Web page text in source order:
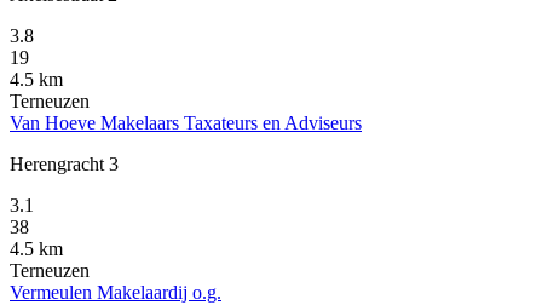
3.8
19
4.5 km
Terneuzen
Van Hoeve Makelaars Taxateurs en Adviseurs
Herengracht 3
3.1
38
4.5 km
Terneuzen
Vermeulen Makelaardij o.g.